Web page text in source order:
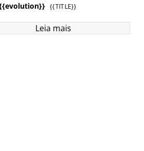
{{TITLE}}
Leia mais